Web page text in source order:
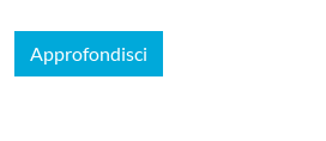
Approfondisci